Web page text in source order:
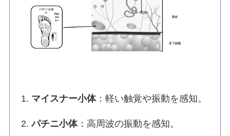
1. マイスナー小体：軽い触覚や振動を感知。
2.パチニ小体：高周波の振動を感知。